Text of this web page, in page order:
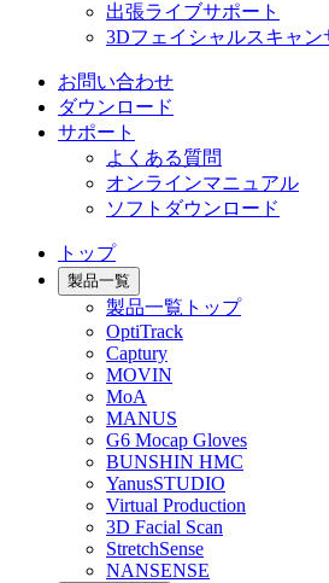
出張ライブサポート
3Dフェイシャルスキャン
お問い合わせ
ダウンロード
サポート
よくある質問
オンラインマニュアル
ソフトダウンロード
トップ
製品一覧
製品一覧トップ
OptiTrack
Captury
MOVIN
MoA
MANUS
G6 Mocap Gloves
BUNSHIN HMC
YanusSTUDIO
Virtual Production
3D Facial Scan
StretchSense
NANSENSE